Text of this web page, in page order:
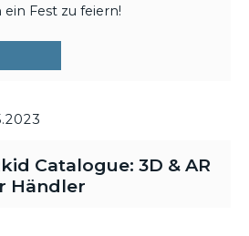
Fest zu feiern!
Catalogue: 3D & AR
Händler